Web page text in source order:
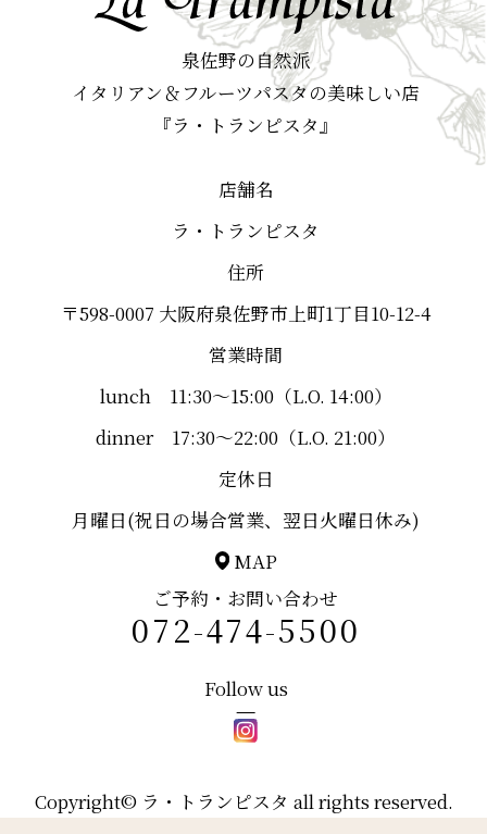
泉佐野の自然派
イタリアン＆フルーツパスタの美味しい店
『ラ・トランピスタ』
店舗名
ラ・トランピスタ
住所
〒598-0007 大阪府泉佐野市上町1丁目10-12-4
営業時間
lunch 11:30～15:00（L.O. 14:00）
dinner 17:30～22:00（L.O. 21:00）
定休日
月曜日(祝日の場合営業、翌日火曜日休み)
MAP
ご予約・お問い合わせ
072-474-5500
Follow us
Copyright© ラ・トランピスタ all rights reserved.